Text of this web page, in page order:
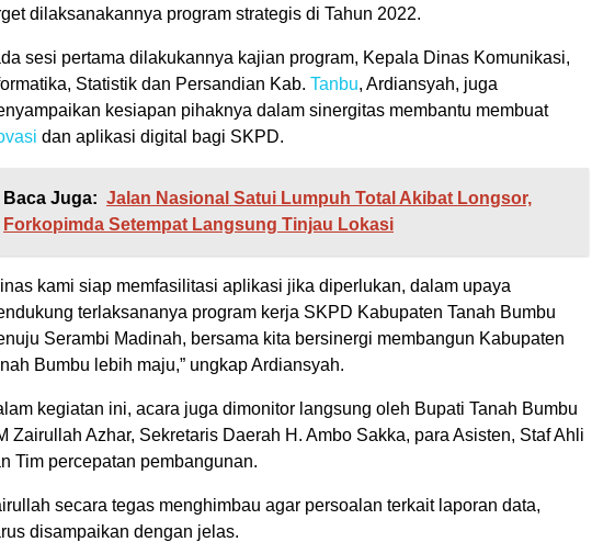
dilaksanakannya program strategis di Tahun 2022.
sesi pertama dilakukannya kajian program, Kepala Dinas Komunikasi,
Statistik dan Persandian Kab. Tanbu, Ardiansyah, juga
kesiapan pihaknya dalam sinergitas membantu membuat
dan aplikasi digital bagi SKPD.
Baca Juga: Jalan Nasional Satui Lumpuh Total Akibat Longsor,
Forkopimda Setempat Langsung Tinjau Lokasi
kami siap memfasilitasi aplikasi jika diperlukan, dalam upaya
terlaksananya program kerja SKPD Kabupaten Tanah Bumbu
Serambi Madinah, bersama kita bersinergi membangun Kabupaten
Bumbu lebih maju,” ungkap Ardiansyah.
kegiatan ini, acara juga dimonitor langsung oleh Bupati Tanah Bumbu
Zairullah Azhar, Sekretaris Daerah H. Ambo Sakka, para Asisten, Staf Ahli
Tim percepatan pembangunan.
secara tegas menghimbau agar persoalan terkait laporan data,
disampaikan dengan jelas.